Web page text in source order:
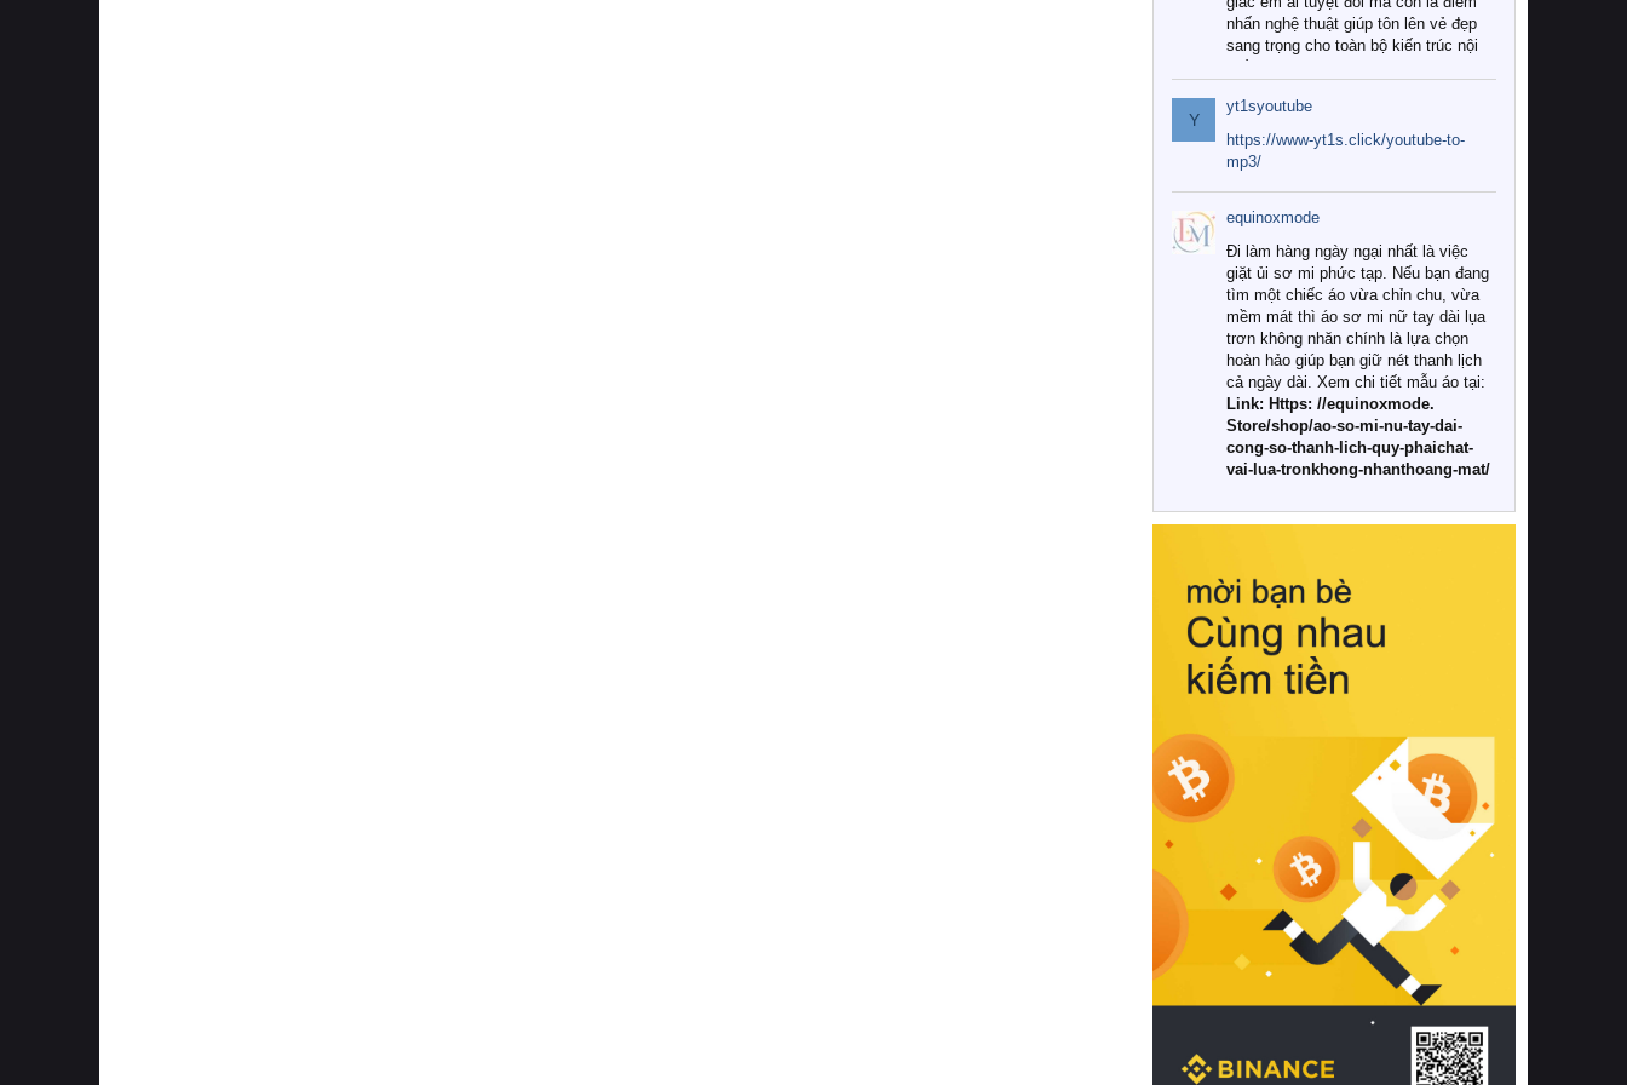
nhấn nghệ thuật giúp tôn lên vẻ đẹp
sang trọng cho toàn bộ kiến trúc nội
Tuy nhiên, giữa thị trường đa dạng
với vô vàn thương hiệu và mẫu mã
như hiện nay, làm thế nào để chọn
được những bộ chăn ga gối đệm cao
cấp thực sự chất lượng, phù hợp với
khí hậu và nhu cầu sử dụng của gia
đình? Hãy cùng chúng tôi đi tìm lời
giải đáp chi tiết qua bài viết dưới đây.
1. Tại sao các gia đình hiện đại lại ưa
chuộng chăn ga gối đệm cao cấp?
Khác với các dòng sản phẩm thông
thường, những bộ chăn ga gối đệm
cao cấp trải qua quy trình sản xuất
nghiêm ngặt từ khâu chọn lọc nguyên
liệu tự nhiên đến công nghệ dệt
nhuộm hiện đại không chứa hóa chất
này, bạn sẽ cảm nhận rõ rệt sự khác
hồi chuẩn xác của phần đệm nâng đỡ
cột sống.
Bên cạnh đó, việc lựa chọn các dòng
sản phẩm đạt chuẩn chất lượng quốc
tế còn giúp ngăn ngừa tình trạng kích
khuẩn và nấm mốc trong điều kiện
thời tiết nóng ẩm. Bạn có thể tìm hiểu
thêm các nghiên cứu khoa học về tác
động của giấc ngủ và môi trường
phòng ngủ đối với sức khỏe con
người tại Sleep Foundation (External
Link) để có cái nhìn toàn diện hơn.
2. Các tiêu chí vàng khi lựa chọn
chăn ga gối đệm cao cấp cho phòng
ngủ
Để sở hữu một bộ chăn ga gối đệm
cao cấp hoàn hảo cả về thẩm mỹ lẫn
công năng, người tiêu dùng cần cân
nhắc kỹ lưỡng các tiêu chí quan trọng
Y
yt1syoutube
https://www-yt1s.click/youtube-to-
mp3/
equinoxmode
Đi làm hàng ngày ngại nhất là việc
giặt ủi sơ mi phức tạp. Nếu bạn đang
tìm một chiếc áo vừa chỉn chu, vừa
mềm mát thì áo sơ mi nữ tay dài lụa
trơn không nhăn chính là lựa chọn
hoàn hảo giúp bạn giữ nét thanh lịch
cả ngày dài. Xem chi tiết mẫu áo tại:
Link: Https: //equinoxmode.
Store/shop/ao-so-mi-nu-tay-dai-
cong-so-thanh-lich-quy-phaichat-
vai-lua-tronkhong-nhanthoang-mat/